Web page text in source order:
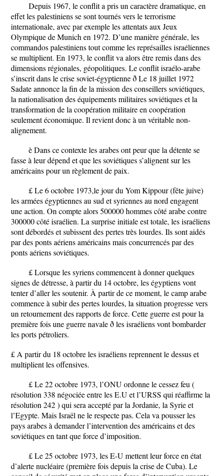
Depuis 1967, le conflit a pris un caractère dramatique, en
effet les palestiniens se sont tournés vers le terrorisme
internationale, avec par exemple les attentats aux Jeux
Olympique de Munich en 1972. D’une manière générale, les
commandos palestiniens tout comme les représailles israéliennes
se multiplient. En 1973, le conflit va alors être remis dans des
dimensions régionales, géopolitiques. Le conflit israélo-arabe
s’inscrit dans le crise soviet-égyptienne ð Le 18 juillet 1972
Sadate annonce la fin de la mission des conseillers soviétiques,
la nationalisation des équipements militaires soviétiques et la
transformation de la coopération militaire en coopération
seulement économique. Il revient donc à un véritable non-
alignement.
è Dans ce contexte les arabes ont peur que la détente se
fasse à leur dépend et que les soviétiques s’alignent sur les
américains pour un règlement de paix.
£ Le 6 octobre 1973,le jour du Yom Kippour (fête juive)
les armées égyptiennes au sud et syriennes au nord engagent
une action. On compte alors 500000 hommes côté arabe contre
300000 côté israélien. La surprise initiale est totale, les israéliens
sont débordés et subissent des pertes très lourdes. Ils sont aidés
par des ponts aériens américains mais concurrencés par des
ponts aériens soviétiques.
£ Lorsque les syriens commencent à donner quelques
signes de détresse, à partir du 14 octobre, les égyptiens vont
tenter d’aller les soutenir. À partir de ce moment, le camp arabe
commence à subir des pertes lourdes, la situation progresse vers
un retournement des rapports de force. Cette guerre est pour la
première fois une guerre navale ð les israéliens vont bombarder
les ports pétroliers.
£ A partir du 18 octobre les israéliens reprennent le dessus et
multiplient les offensives.
£ Le 22 octobre 1973, l’ONU ordonne le cessez feu (
résolution 338 négociée entre les E.U et l’URSS qui réaffirme la
résolution 242 ) qui sera accepté par la Jordanie, la Syrie et
l’Egypte. Mais Israël ne le respecte pas. Cela va pousser les
pays arabes à demander l’intervention des américains et des
soviétiques en tant que force d’imposition.
£ Le 25 octobre 1973, les E-U mettent leur force en état
d’alerte nucléaire (première fois depuis la crise de Cuba). Le